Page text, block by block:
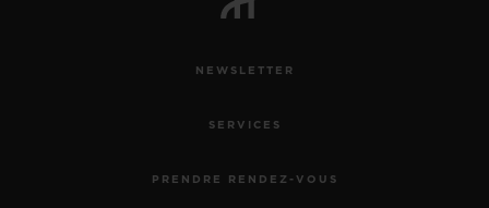
NEWSLETTER
SERVICES
PRENDRE RENDEZ-VOUS